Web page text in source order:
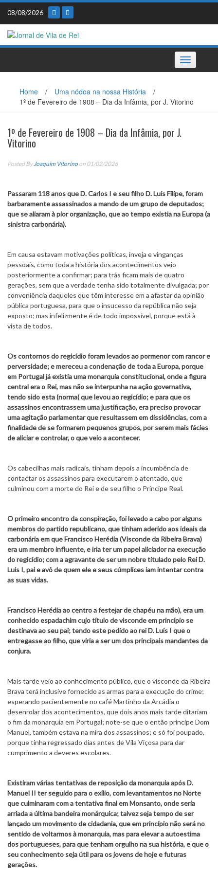
Skip
content
08/08/2026
Toggle
navigation
Home / Uma nódoa na nossa História
/
1º de Fevereiro de 1908 – Dia da Infâmia, por J. Vitorino
1º de Fevereiro de 1908 – Dia da Infâmia, por J.
Vitorino
Posted By Joaquim Vitorino on 01/02/2026
Passaram 118 anos que D. Carlos I e seu filho D. Luís Filipe, foram
barbaramente assassinados a mando de um grupo de deputados;
que se aliaram à pior organização, que ao tempo existia na Europa (a
sinistra carbonária).
Em causa estavam motivações políticas, inveja e vinganças
pessoais, como toda a história dos acontecimentos veio
posteriormente a confirmar; para trás ficam mais de quatro
gerações, sem que a verdade tenha sido totalmente divulgada; por
conveniência daqueles que têm interesse em a afastar da opinião
pública portuguesa, para que o insucesso da república não seja
exposto; mas infelizmente é de todo impossível, porque está à
vista de todos.
Os contornos do regicídio foram levados ao pormenor com rancor e
perversidade; e mereceu a condenação de toda a Europa, porque
em Portugal já existia uma monarquia constitucional, onde a figura
central era o Rei, mas não se interpunha na ação governativa,
tendo sido esta (norma( que levou ao regicídio; e para que os
assassinos encontrassem uma justificação, era preciso provocar
uma agitação parlamentar que resultassem em dissidências, com a
finalidade de se formarem pequenos grupos, por serem mais fácies
de aliciar e controlar, o que veio a acontecer.
Os cabecilhas mais radicais, tinham depois a incumbência de
contactar os assassinos para executarem o atentado, que
culminou com a morte do Rei e de seu filho o Príncipe Real.
O primeiro encontro da conspiração, foi levado a cabo por alguns
membros do partido republicano, que tinham aderido aos ideais da
carbonária em que Francisco Herédia (Visconde da Ribeira Brava)
era um membro influente, e iria ter um papel aliciador na execução
do regicídio; com a agravante de ser um nobre titulado pelo Rei D.
Luis I, pai e avô de quem ele e seus cúmplices iam intentar contra
as suas vidas.
Francisco Herédia ao centro a festejar de chapéu na mão), era um
conhecido espadachim cujo título de visconde em princípio se
destinava ao seu pai; tendo este pedido ao rei D. Luís I que o
entregasse ao filho, que viria a ser um dos principais mandantes da
conjura.
Mais tarde veio ao conhecimento público, que o visconde da Ribeira
Brava terá inclusive fornecido as armas para a execução do crime;
esperando pacientemente no café Martinho da Arcádia o
desenrolar dos acontecimentos, que dois anos mais tarde ditariam
o fim da monarquia em Portugal; note-se que o então príncipe Dom
Manuel, também estava na mira dos assassinos; e só foi poupado,
porque tinha regressado dias antes de Vila Viçosa para dar
cumprimento a deveres escolares.
Existiram várias tentativas de reposição da monarquia após D.
Manuel II ter seguido para o exílio, com levantamentos no Norte
que culminaram com a tentativa final em Monsanto, onde seria
arriada a última bandeira monárquica; talvez seja tempo de ser
lançado um movimento de cidadania, que em princípio não será no
sentido de voltarmos à monarquia, mas para elevar a autoestima
dos portugueses, para que tenham orgulho na sua história, e que o
seu conhecimento seja útil para os jovens de hoje e futuras
gerações.